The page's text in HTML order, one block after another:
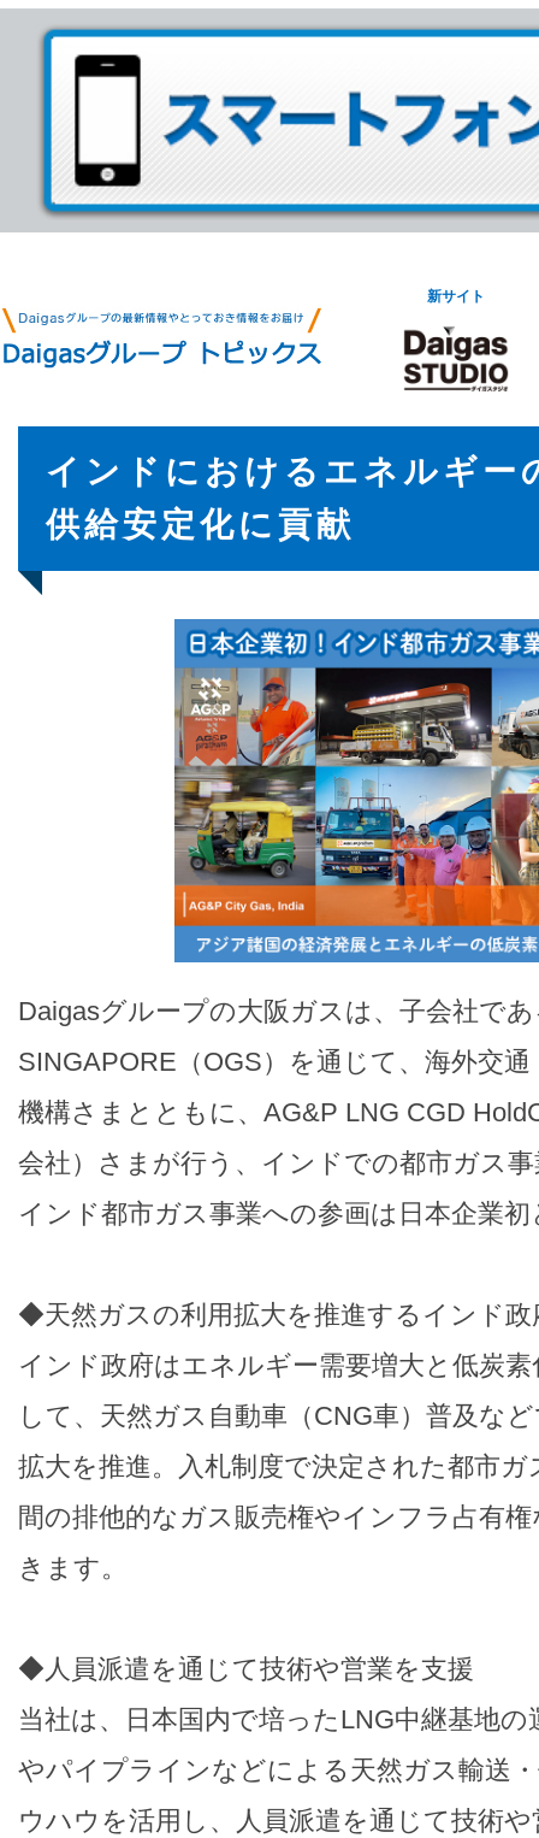
新サイト
インドにおけるエネルギー
供給安定化に貢献
Daigasグループの大阪ガスは、子会社で
SINGAPORE（OGS）を通じて、海外交
機構さまとともに、AG&P LNG CGD
会社）さまが行う、インドでの都市ガス
インド都市ガス事業への参画は日本企業
◆天然ガスの利用拡大を推進するインド政
インド政府はエネルギー需要増大と低炭
して、天然ガス自動車（CNG車）普及な
拡大を推進。入札制度で決定された都市ガ
間の排他的なガス販売権やインフラ占有
きます。
◆人員派遣を通じて技術や営業を支援
当社は、日本国内で培ったLNG中継基地
やパイプラインなどによる天然ガス輸送
ウハウを活用し、人員派遣を通じて技術